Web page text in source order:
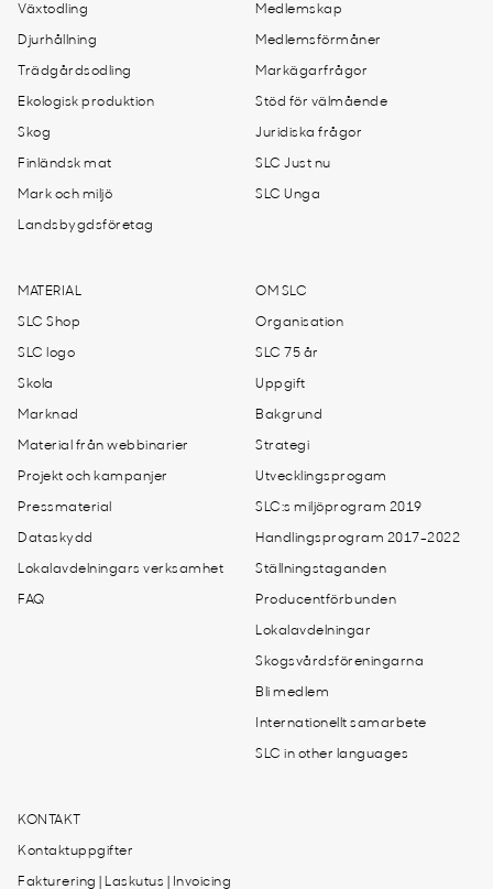
Växtodling
Djurhållning
Trädgårdsodling
Ekologisk produktion
Skog
Finländsk mat
Mark och miljö
Landsbygdsföretag
Medlemskap
Medlemsförmåner
Markägarfrågor
Stöd för välmående
Juridiska frågor
SLC Just nu
SLC Unga
MATERIAL
SLC Shop
SLC logo
Skola
Marknad
Material från webbinarier
Projekt och kampanjer
Pressmaterial
Dataskydd
Lokalavdelningars verksamhet
FAQ
OM SLC
Organisation
SLC 75 år
Uppgift
Bakgrund
Strategi
Utvecklingsprogam
SLC:s miljöprogram 2019
Handlingsprogram 2017-2022
Ställningstaganden
Producentförbunden
Lokalavdelningar
Skogsvårdsföreningarna
Bli medlem
Internationellt samarbete
SLC in other languages
KONTAKT
Kontaktuppgifter
Fakturering | Laskutus | Invoicing